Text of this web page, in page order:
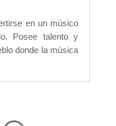
en un músico
Posee talento y
donde la música